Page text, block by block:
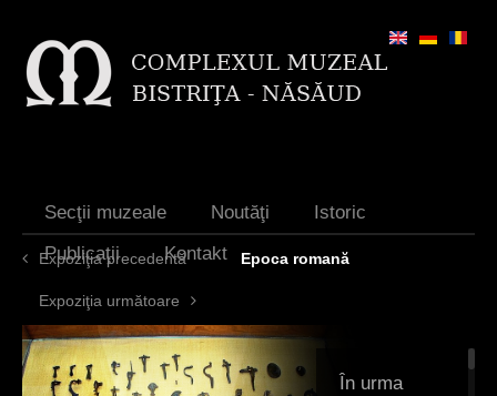
Secţii muzeale Noutăţi
Istoric
Publicaţii
Kontakt
Expoziţia precedentă Epoca romană
Expoziţia următoare
În urma